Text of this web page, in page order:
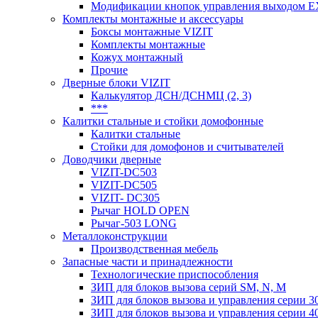
Модификации кнопок управления выходом
Комплекты монтажные и аксессуары
Боксы монтажные VIZIT
Комплекты монтажные
Кожух монтажный
Прочие
Дверные блоки VIZIT
Калькулятор ДСН/ДСНМЦ (2, 3)
***
Калитки стальные и стойки домофонные
Калитки стальные
Стойки для домофонов и считывателей
Доводчики дверные
VIZIT-DC503
VIZIT-DC505
VIZIT- DC305
Рычаг HOLD OPEN
Рычаг-503 LONG
Металлоконструкции
Производственная мебель
Запасные части и принадлежности
Технологические приспособления
ЗИП для блоков вызова серий SM, N, M
ЗИП для блоков вызова и управления серии
ЗИП для блоков вызова и управления серии